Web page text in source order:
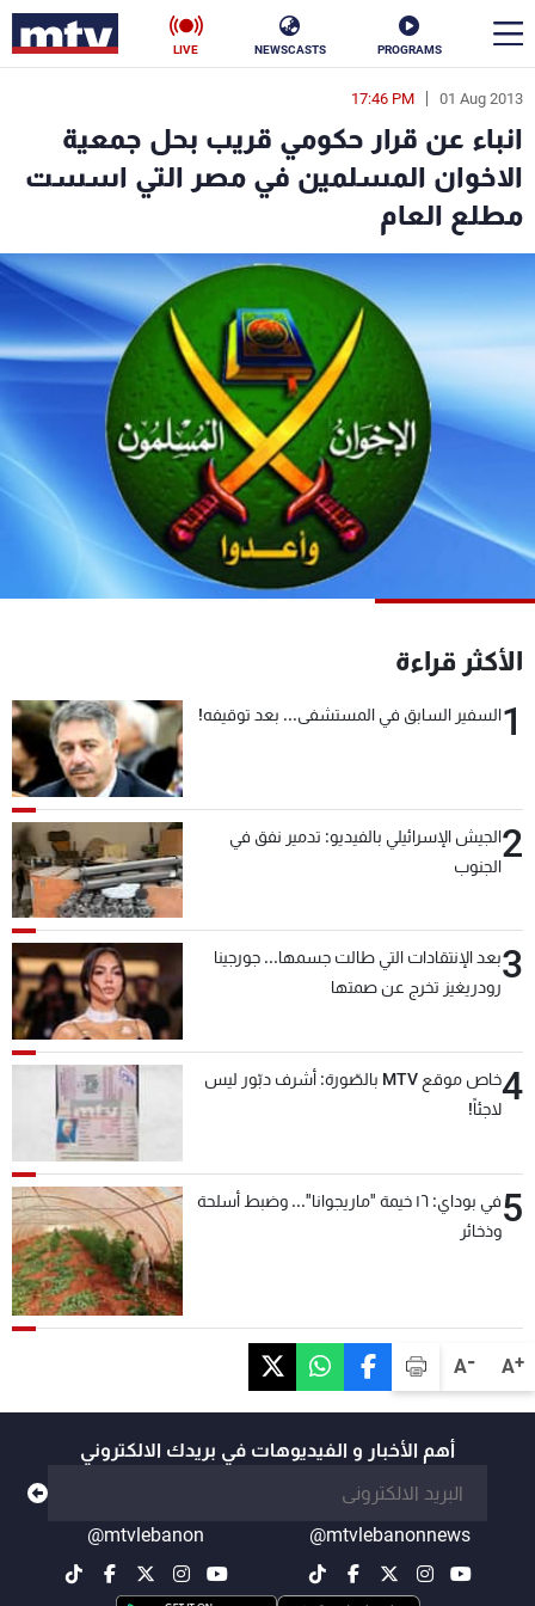
PROGRAMS
NEWSCASTS
LIVE
A+
A-
01 Aug 2013
17:46 PM
انباء عن قرار حكومي قريب بحل جمعية
الاخوان المسلمين في مصر التي اسست
مطلع العام
الأكثر قراءة
1السفير السابق في المستشفى... بعد توقيفه!
2الجيش الإسرائيلي بالفيديو: تدمير نفق في
الجنوب
3بعد الإنتقادات التي طالت جسمها... جورجينا
رودريغيز تخرج عن صمتها
4
خاص موقع MTV بالصّورة: أشرف دبّور ليس
لاجئاً!
5
في بوداي: ١٦ خيمة "ماريجوانا"... وضبط أسلحة
وذخائر
أهم الأخبار و الفيديوهات في بريدك الالكتروني
@mtvlebanonnews
@mtvlebanon
en
الأخبار
سياسة
فن
رياضة
كأس العالم
جدول البرامج
شاهد البرامج
الترددات
عن MTV
لاعلاناتكم
شروط الإسـتخدام
سياسة الخصوصية